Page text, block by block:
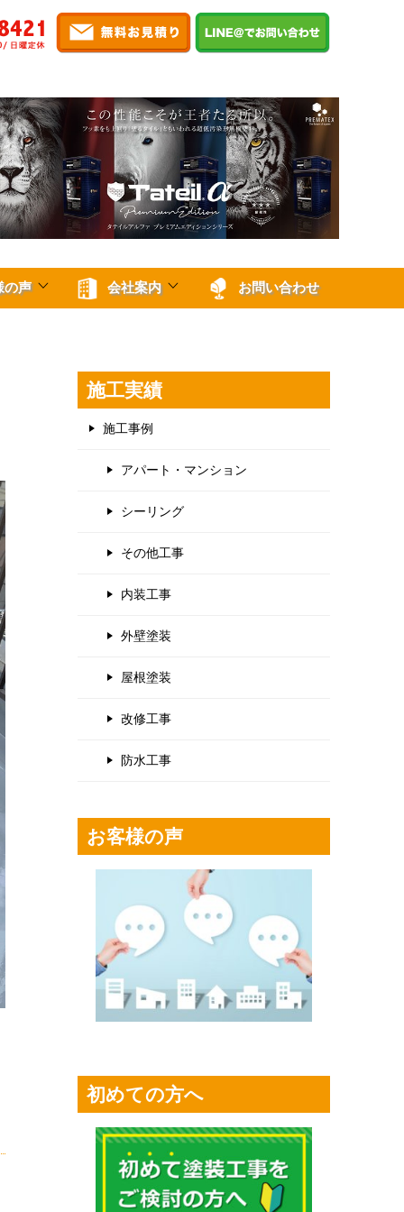
の声 会社案内 お問い合わせ
施工実績
施工事例
アパート・マンション
シーリング
その他工事
内装工事
外壁塗装
屋根塗装
改修工事
防水工事
お客様の声
初めての方へ